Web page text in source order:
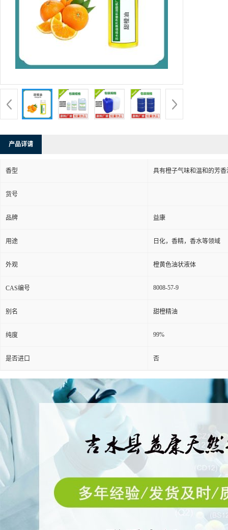
产品详请
香型 具有橙子气味和温和的芳香
货号
品牌 益康
用途 日化，香精，香水等领域
外观 橙黄色油状液体
CAS编号 8008-57-9
别名 甜橙精油
纯度 99%
是否进口 否